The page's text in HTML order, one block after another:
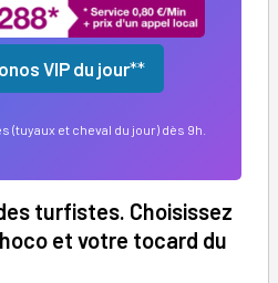
VIP du jour**
(tuyaux et cheval du jour) dès 9h.
turfistes. Choisissez
et votre tocard du